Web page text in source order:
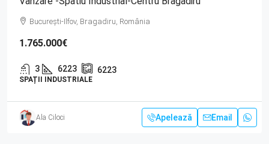
București-Ilfov, Bragadiru, România
1.765.000€
3 6223 6223
SPAȚII INDUSTRIALE
Ala Ciloci Apelează Email